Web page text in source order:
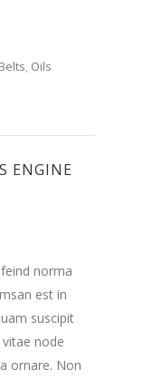
Belts, Oils
ENGINE
norma
est in
suscipit
node
ornare. Non
ar